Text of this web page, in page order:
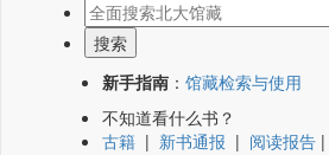
新手指南 ： 馆藏检索与使用
不知道看什么书？
古籍 | 新书通报 | 阅读报告 |